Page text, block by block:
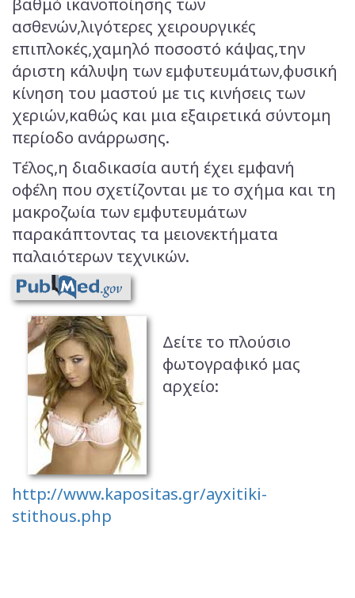
ασθενών,λιγότερες χειρουργικές
επιπλοκές,χαμηλό ποσοστό κάψας,την
άριστη κάλυψη των εμφυτευμάτων,φυσική
κίνηση του μαστού με τις κινήσεις των
χεριών,καθώς και μια εξαιρετικά σύντομη
περίοδο ανάρρωσης.
Τέλος,η διαδικασία αυτή έχει εμφανή
οφέλη που σχετίζονται με το σχήμα και τη
μακροζωία των εμφυτευμάτων
παρακάπτοντας τα μειονεκτήματα
παλαιότερων τεχνικών.
Δείτε το πλούσιο
φωτογραφικό μας
αρχείο:
http://www.kapositas.gr/ayxitiki-
stithous.php